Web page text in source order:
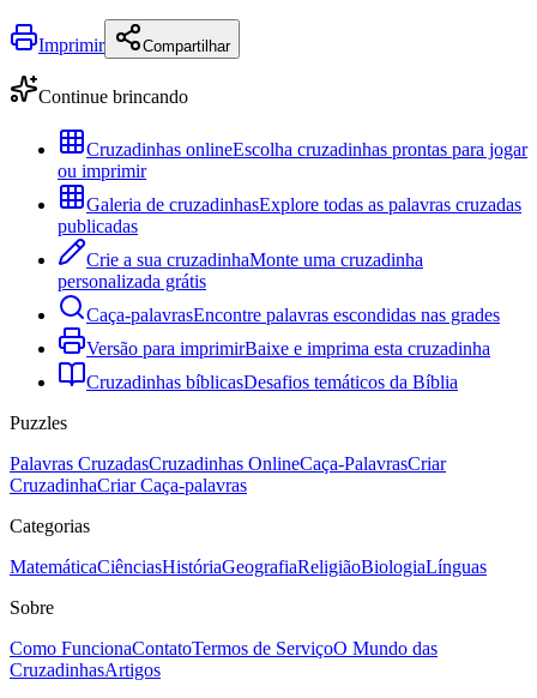
Imprimir Compartilhar
Continue brincando
Cruzadinhas onlineEscolha cruzadinhas prontas para jogar
ou imprimir
Galeria de cruzadinhasExplore todas as palavras cruzadas
publicadas
Crie a sua cruzadinhaMonte uma cruzadinha
personalizada grátis
Caça-palavrasEncontre palavras escondidas nas grades
Versão para imprimirBaixe e imprima esta cruzadinha
Cruzadinhas bíblicasDesafios temáticos da Bíblia
Puzzles
Palavras CruzadasCruzadinhas OnlineCaça-PalavrasCriar
CruzadinhaCriar Caça-palavras
Categorias
MatemáticaCiênciasHistóriaGeografiaReligiãoBiologiaLínguas
Sobre
Como FuncionaContatoTermos de ServiçoO Mundo das
CruzadinhasArtigos